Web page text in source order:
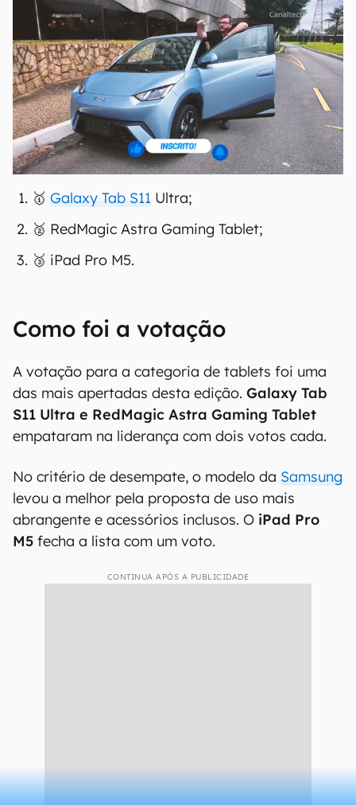
🥇 Galaxy Tab S11 Ultra;
🥈 RedMagic Astra Gaming Tablet;
🥉 iPad Pro M5.
Como foi a votação
A votação para a categoria de tablets foi uma
das mais apertadas desta edição. Galaxy Tab
S11 Ultra e RedMagic Astra Gaming Tablet
empataram na liderança com dois votos cada.
No critério de desempate, o modelo da Samsung
levou a melhor pela proposta de uso mais
abrangente e acessórios inclusos. O iPad Pro
M5 fecha a lista com um voto.
CONTINUA APÓS A PUBLICIDADE